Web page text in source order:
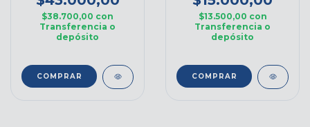
$38.700,00 con
Transferencia o
depósito
COMPRAR
$13.500,00 con
Transferencia o
depósito
COMPRAR